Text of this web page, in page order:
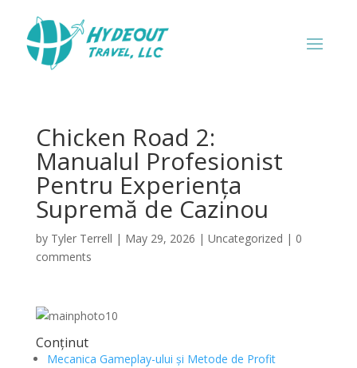
Chicken Road 2:
Manualul Profesionist
Pentru Experiența
Supremă de Cazinou
by Tyler Terrell | May 29, 2026 | Uncategorized | 0
comments
Conținut
Mecanica Gameplay-ului și Metode de Profit